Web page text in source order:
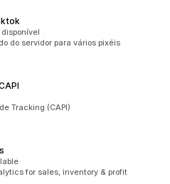
do servidor para vários pixéis
Tracking (CAPI)
for sales, inventory & profit